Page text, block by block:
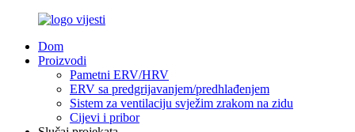
Dom
Proizvodi
Pametni ERV/HRV
ERV sa predgrijavanjem/predhlađenjem
Sistem za ventilaciju svježim zrakom na zidu
Cijevi i pribor